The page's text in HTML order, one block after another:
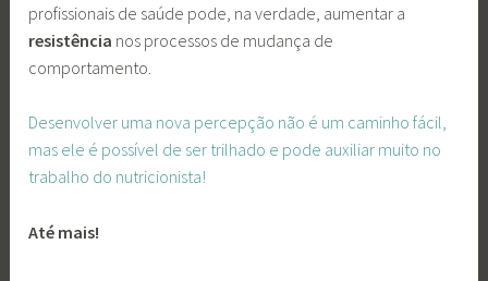
profissionais de saúde pode, na verdade, aumentar a
resistência nos processos de mudança de
comportamento.
Desenvolver uma nova percepção não é um caminho fácil,
mas ele é possível de ser trilhado e pode auxiliar muito no
trabalho do nutricionista!
Até mais!